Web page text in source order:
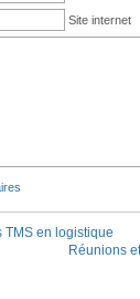
Site internet
TMS en logistique
Réunions